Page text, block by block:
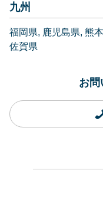
九州
福岡県 鹿児島県 熊
佐賀県
お問